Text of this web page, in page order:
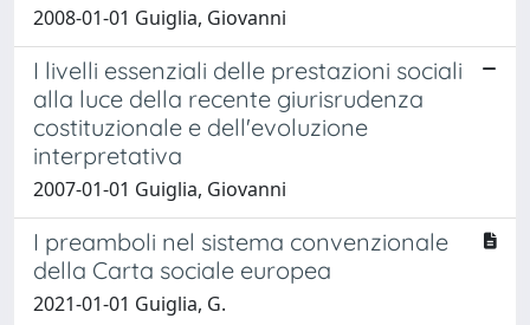
2008-01-01 Guiglia, Giovanni
I livelli essenziali delle prestazioni sociali
alla luce della recente giurisrudenza
costituzionale e dell'evoluzione
interpretativa
2007-01-01 Guiglia, Giovanni
I preamboli nel sistema convenzionale
della Carta sociale europea
2021-01-01 Guiglia, G.